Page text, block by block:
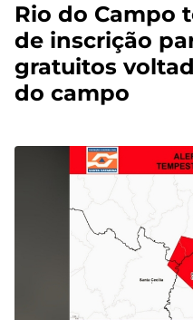
Rio do Campo
de inscrição
gratuitos
do campo